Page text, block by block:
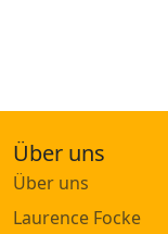
Über uns
Über uns
Laurence Focke